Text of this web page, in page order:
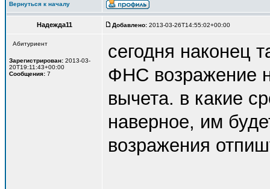
Вернуться к началу
Надежда11 Добавлено: 2013-03-26T14:55:02+00:00
Абитуриент
Зарегистрирован: 2013-03-
20T19:11:43+00:00
Сообщения: 7
сегодня наконец
ФНС возражение
вычета. в какие
наверное, им
возражения